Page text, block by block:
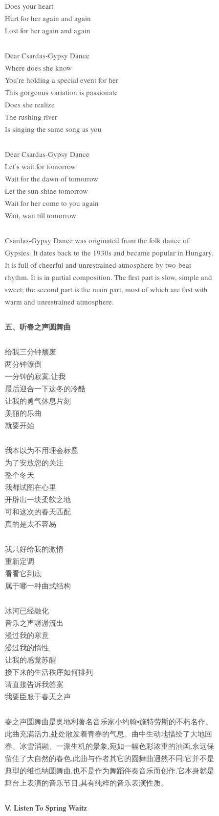
Does your heart
Hurt for her again and again
Lost for her again and again
Dear Csardas-Gypsy Dance
Where does she know
You’re holding a special event for her
This gorgeous variation is passionate
Does she realize
The rushing river
Is singing the same song as you
Dear Csardas-Gypsy Dance
Let’s wait for tomorrow
Wait for the dawn of tomorrow
Let the sun shine tomorrow
Wait for her come to you again
Wait, wait till tomorrow
Csardas-Gypsy Dance was originated from the folk dance of
Gypsies. It dates back to the 1930s and became popular in Hungary.
It is full of cheerful and unrestrained atmosphere by two-beat
rhythm. It is in partial composition. The first part is slow, simple and
sweet; the second part is the main part, most of which are fast with
warm and unrestrained atmosphere.
五、听春之声圆舞曲
给我三分钟颓废
两分钟潦倒
一分钟的寂寞,让我
最后迎合一下这冬的冷酷
让我的勇气休息片刻
美丽的乐曲
就要开始
我本以为不用理会标题
为了安放您的关注
整个冬天
我都试图在心里
开辟出一块柔软之地
可和这次的春天匹配
真的是太不容易
我只好给我的激情
重新定调
看看它到底
属于哪一种曲式结构
冰河已经融化
音乐之声潺潺流出
漫过我的寒意
漫过我的惰性
让我的感觉苏醒
接下来的生活秩序如何排列
请直接告诉我答案
我要臣服于春天之声
春之声圆舞曲是奥地利著名音乐家小约翰•施特劳斯的不朽名作。
此曲充满活力,处处散发着青春的气息。曲中生动地描绘了大地回
春、冰雪消融、一派生机的景象,宛如一幅色彩浓重的油画,永远保
留住了大自然的春色,此曲与作者其它的圆舞曲迥然不同:它并不是
典型的维也纳圆舞曲,也不是作为舞蹈伴奏音乐而创作,它本身就是
舞台上表演的音乐节目,具有纯粹的音乐表演性质。
Ⅴ. Listen To Spring Waitz